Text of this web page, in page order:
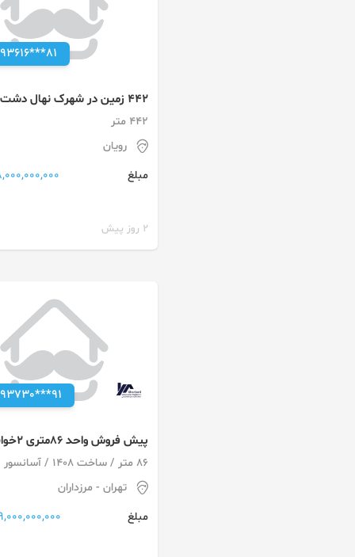
442 زمین در شهرک نهال دشت
442 متر
رویان
مبلغ
18,000,000,000
2 روز پیش
پیش فروش واحد
رونیکاپالاس مرزداران رحیم قربانی
86 متر / ساخت 1408 / آسانسور
تهران - مرزداران
مبلغ
29,000,000,000